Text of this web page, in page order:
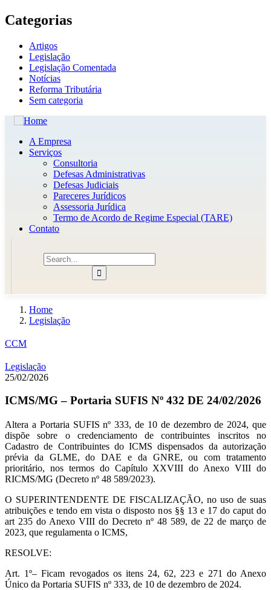
Categorias
Artigos
Legislação
Legislação Comentada
Notícias
Reforma Tributária
Sem categoria
A Empresa
Serviços
Consultoria
Defesas Administrativas
Defesas Judiciais
Pareceres Jurídicos
Assessoria Jurídica
Termo de Acordo de Regime Especial (TARE)
Contato
Home
Legislação
CCM
Legislação
25/02/2026
ICMS/MG – Portaria SUFIS Nº 432 DE 24/02/2026
Altera a Portaria SUFIS nº 333, de 10 de dezembro de 2024, que
dispõe sobre o credenciamento de contribuintes inscritos no
Cadastro de Contribuintes do ICMS dispensados da autorização
prévia da GLME, do DAE e da GNRE, ou com tratamento
prioritário, nos termos do Capítulo XXVIII do Anexo VIII do
RICMS/MG (Decreto nº 48 589/2023).
O SUPERINTENDENTE DE FISCALIZAÇÃO, no uso de suas
atribuições e tendo em vista o disposto nos §§ 13 e 17 do caput do
art 235 do Anexo VIII do Decreto nº 48 589, de 22 de março de
2023, que regulamenta o ICMS,
RESOLVE:
Art. 1º– Ficam revogados os itens 24, 62, 223 e 271 do Anexo
Único da Portaria SUFIS nº 333, de 10 de dezembro de 2024.